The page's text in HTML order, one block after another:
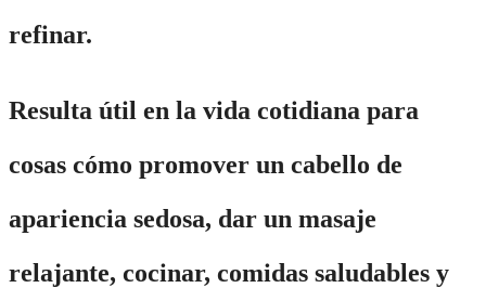
refinar.
Resulta útil en la vida cotidiana para
cosas cómo promover un cabello de
apariencia sedosa, dar un masaje
relajante, cocinar, comidas saludables y